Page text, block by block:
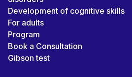
Development of cognitive skills
For adults
Program
Book a Consultation
Gibson test